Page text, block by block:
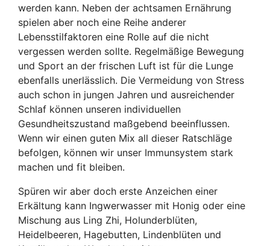
werden kann. Neben der achtsamen Ernährung
spielen aber noch eine Reihe anderer
Lebensstilfaktoren eine Rolle auf die nicht
vergessen werden sollte. Regelmäßige Bewegung
und Sport an der frischen Luft ist für die Lunge
ebenfalls unerlässlich. Die Vermeidung von Stress
auch schon in jungen Jahren und ausreichender
Schlaf können unseren individuellen
Gesundheitszustand maßgebend beeinflussen.
Wenn wir einen guten Mix all dieser Ratschläge
befolgen, können wir unser Immunsystem stark
machen und fit bleiben.
Spüren wir aber doch erste Anzeichen einer
Erkältung kann Ingwerwasser mit Honig oder eine
Mischung aus Ling Zhi, Holunderblüten,
Heidelbeeren, Hagebutten, Lindenblüten und